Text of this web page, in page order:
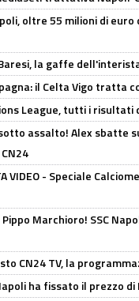
oltre 55 milioni di
la gaffe
il Celta Vigo tratta
League, tutti i
assalto! Alex sbatte
VIDEO - Speciale
Pippo Marchioro! SSC
CN24 TV, la
ha fissato il prezzo